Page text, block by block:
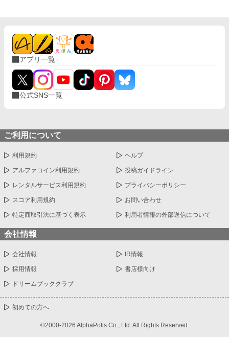
ィア。 「私が……ずっと貴方を好きだったと知っても、妻として
認めてくれないの……？」 「ちっ……」 ポールは顔をしかめて
舌打ちをした。 「……だからどうした。幼いころのくだらない
感情に……今更意味はない。」 ポールは険しい顔でマティアを
睨みつける。銀色の髪に赤い瞳のポール。マティアにとってポー
ルは大切な初恋の相手。 だが、ポールにはマティアを愛すること
はできない理由があった。 二人の結婚式が行われた一週間後、マ
アプリ一覧
公式SNS一覧
ご利用について
利用規約 ヘルプ
アルファコイン利用規約 投稿ガイドライン
レンタルサービス利用規約 プライバシーポリシー
スコア利用規約 お問い合わせ
特定商取引法に基づく表示 利用者情報の外部送信について
会社情報
会社情報 IR情報
採用情報 書店様向け
ドリームブッククラブ
初めての方へ
©2000-2026 AlphaPolis Co., Ltd. All Rights Reserved.